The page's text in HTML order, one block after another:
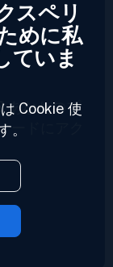
あなたのプ
ードにアク
スペリ
めに私
ていま
Cookie 使
。